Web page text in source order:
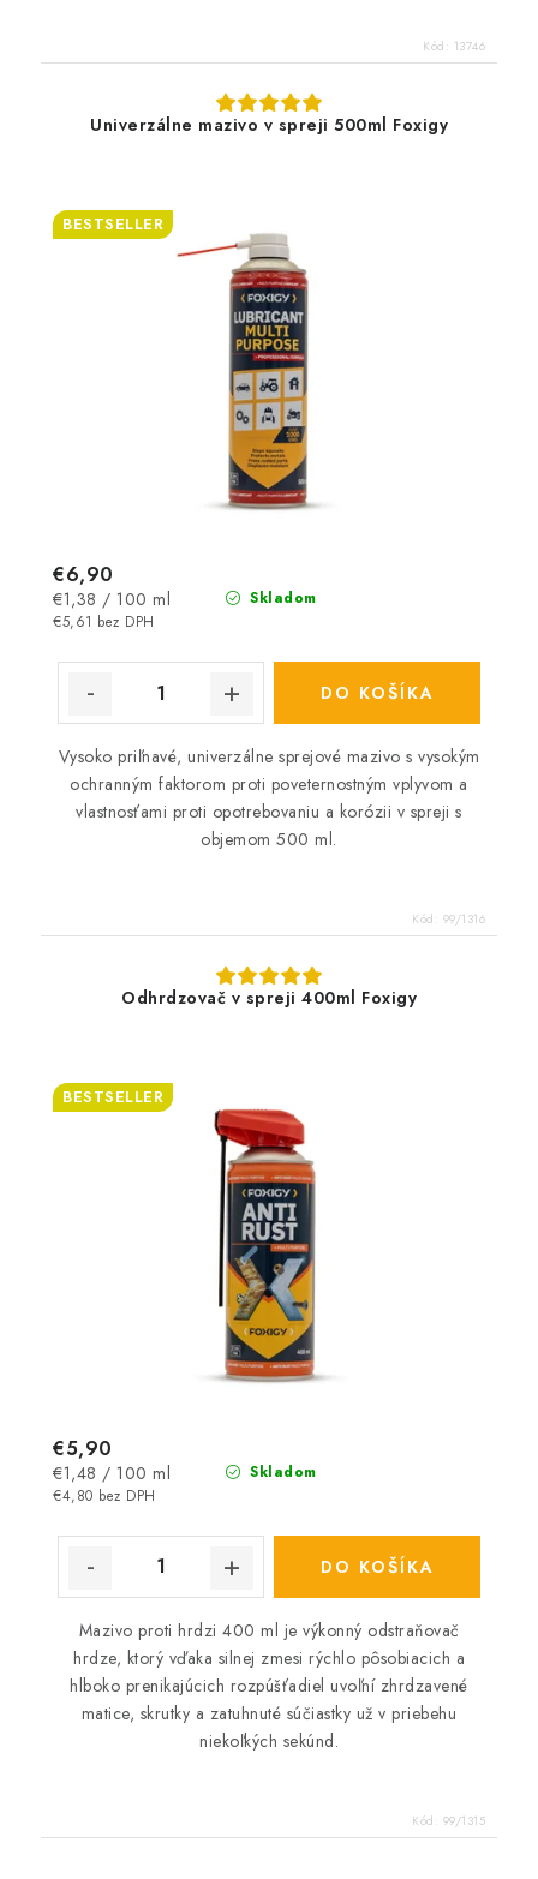
Kód: 13746
Univerzálne mazivo v spreji 500ml Foxigy
BESTSELLER
Skladom
€5,61 bez DPH
€6,90
Jednotková
cena:
€1,38 / 100 ml
DO KOŠÍKA
Vysoko priľnavé, univerzálne sprejové mazivo s vysokým
ochranným faktorom proti poveternostným vplyvom a
vlastnosťami proti opotrebovaniu a korózii v spreji s
objemom 500 ml.
Kód: 99/1316
Odhrdzovač v spreji 400ml Foxigy
BESTSELLER
Skladom
€4,80 bez DPH
€5,90
Jednotková
cena:
€1,48 / 100 ml
DO KOŠÍKA
Mazivo proti hrdzi 400 ml je výkonný odstraňovač
hrdze, ktorý vďaka silnej zmesi rýchlo pôsobiacich a
hlboko prenikajúcich rozpúšťadiel uvoľní zhrdzavené
matice, skrutky a zatuhnuté súčiastky už v priebehu
niekoľkých sekúnd.
Kód: 99/1315